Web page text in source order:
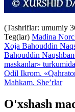
(Tashriflar: umumiy
Teg(lar) Madina
Xoja Bahouddin
Bahouddin
maskanlar»
Odil Ikrom.
Mahkam. She’rlar
O'xshash